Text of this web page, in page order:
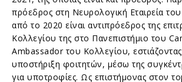
πρόεδρος στη Νευρολογική Εταιρεία
από το 2020 είναι αντιπρόεδρος της
Κολλεγίου της στο Πανεπιστήμιο του
Ambassador του Κολλεγίου,
υποστήριξη φοιτητών, μέσω της
για υποτροφίες. Ως επιστήμονας στον